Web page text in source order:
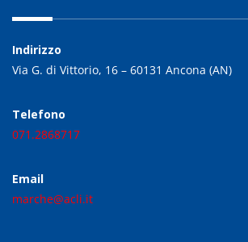
Indirizzo
Via G. di Vittorio, 16 – 60131 Ancona (AN)
Telefono
071.2868717
Email
marche@acli.it